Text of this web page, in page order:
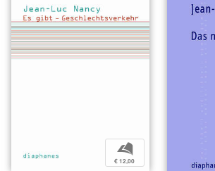
b
€ 12,00